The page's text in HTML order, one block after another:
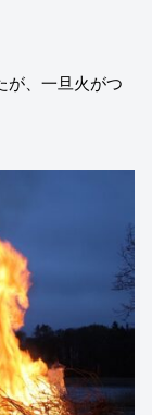
が、一旦火がつ